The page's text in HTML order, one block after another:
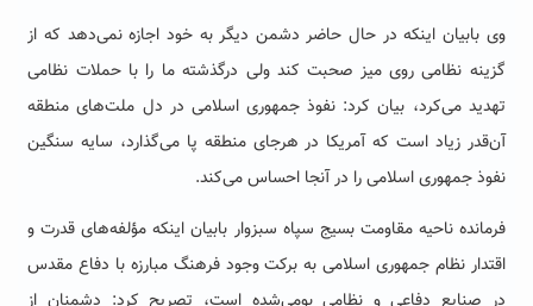
وی بابیان اینکه در حال حاضر دشمن دیگر به خود اجازه نمی‌دهد که از
گزینه نظامی روی میز صحبت کند ولی درگذشته ما را با حملات نظامی
تهدید می‌کرد، بیان کرد: نفوذ جمهوری اسلامی در دل ملت‌های منطقه
آن‌قدر زیاد است که آمریکا در هرجای منطقه پا می‌گذارد، سایه سنگین
نفوذ جمهوری اسلامی را در آنجا احساس می‌کند.
فرمانده ناحیه مقاومت بسیج سپاه سبزوار بابیان اینکه مؤلفه‌های قدرت و
اقتدار نظام جمهوری اسلامی به برکت وجود فرهنگ مبارزه با دفاع مقدس